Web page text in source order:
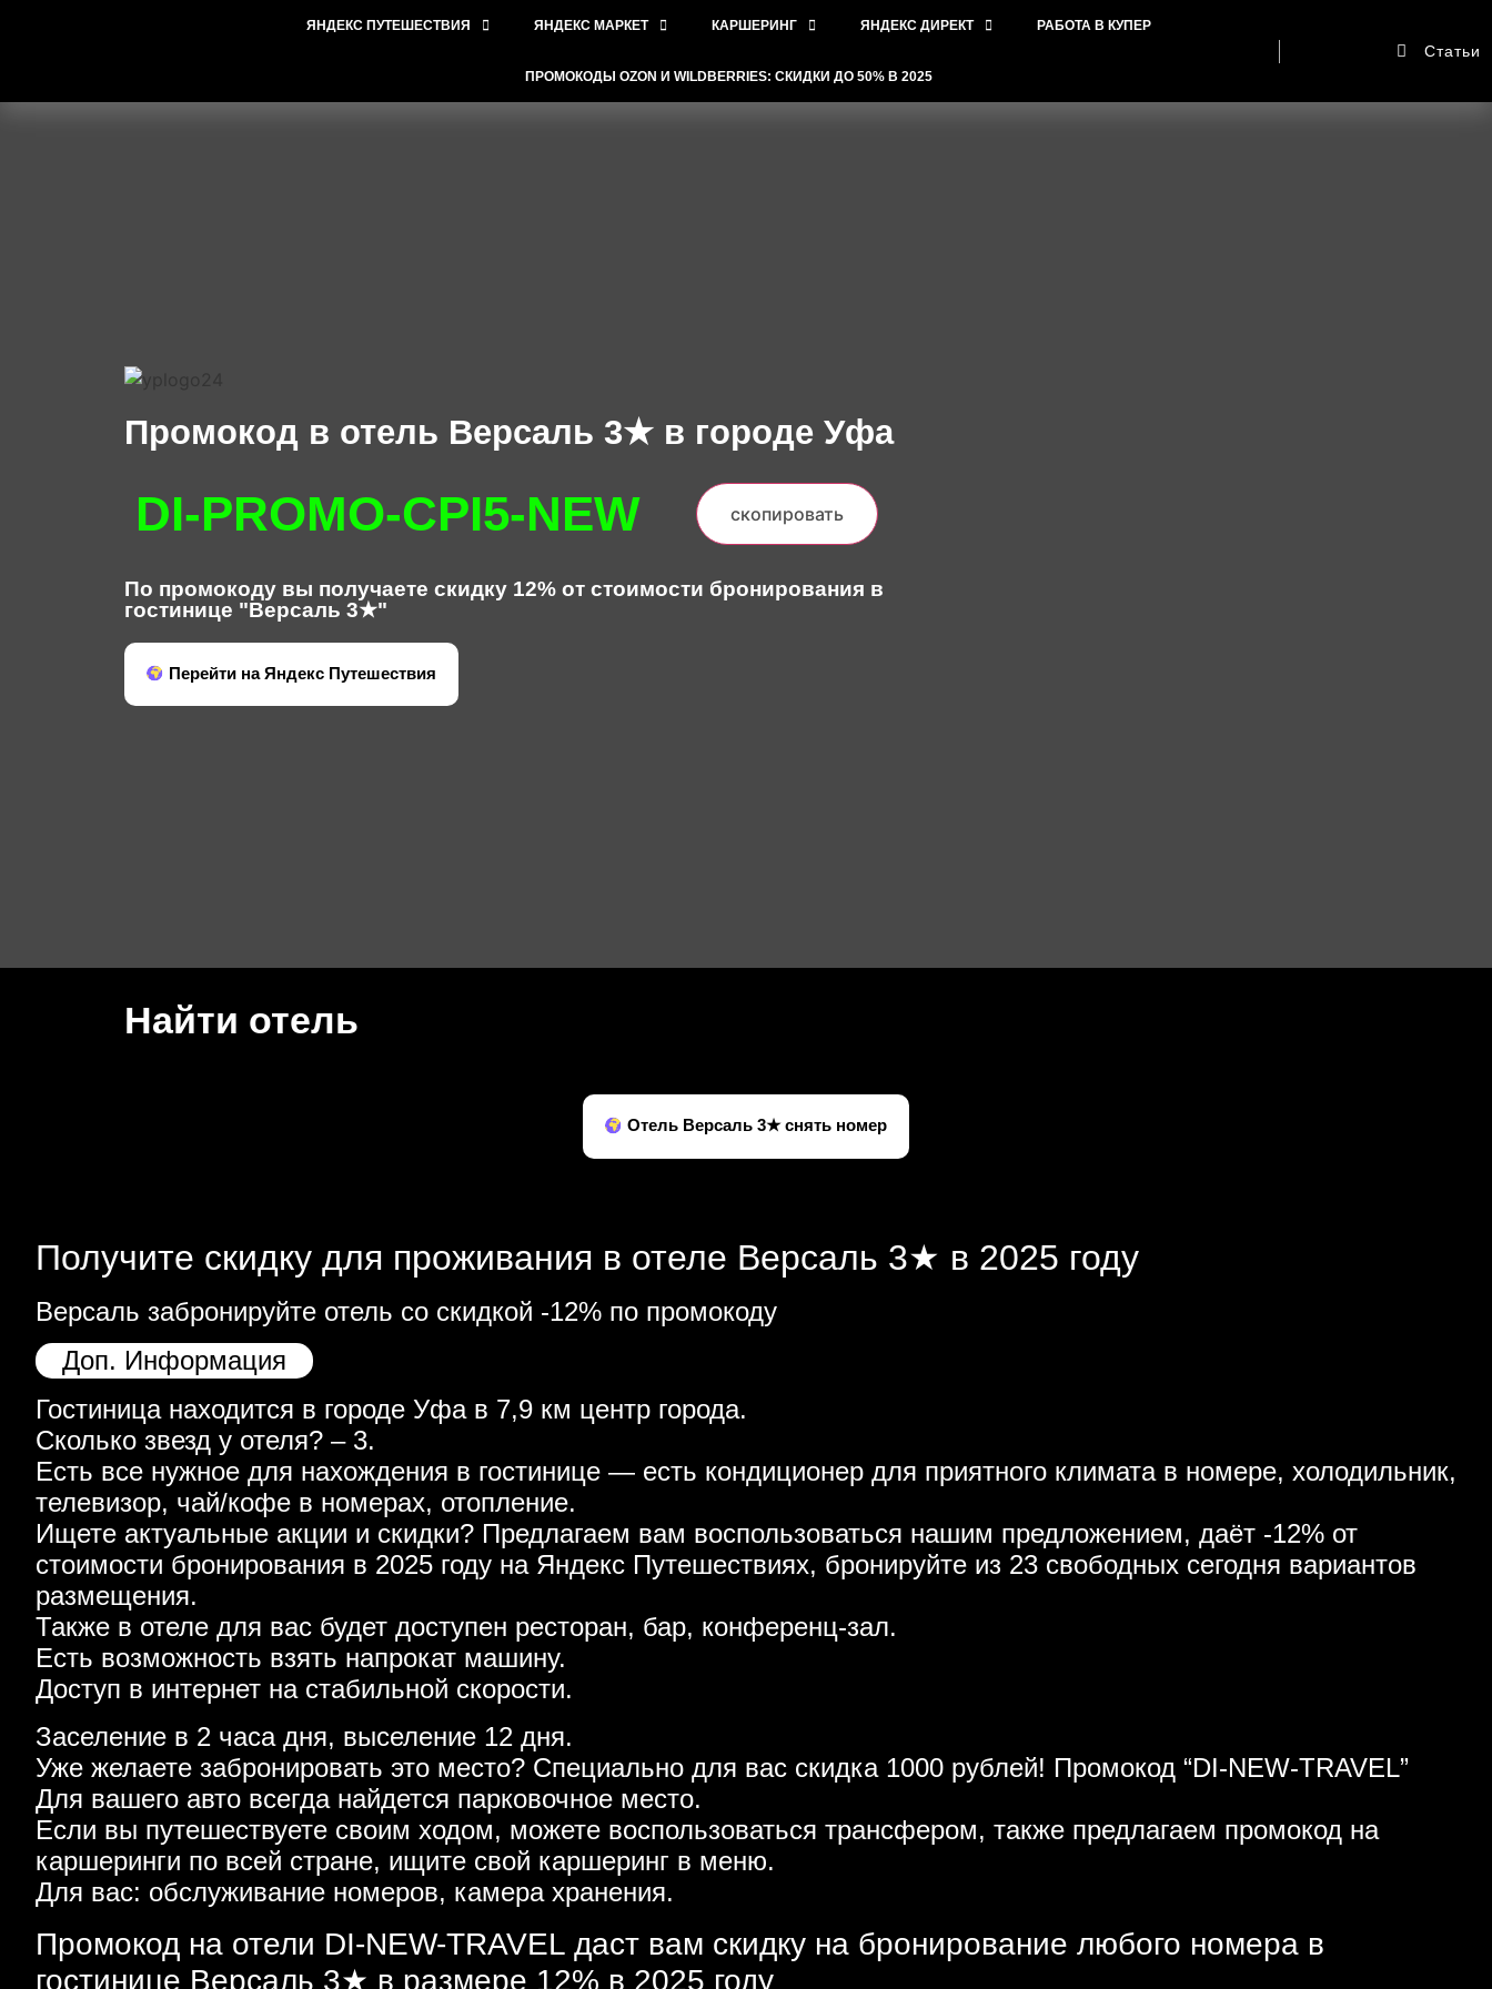
ЯНДЕКС ПУТЕШЕСТВИЯ ЯНДЕКС МАРКЕТ КАРШЕРИНГ ЯНДЕКС ДИРЕКТ РАБОТА В КУПЕР
ПРОМОКОДЫ OZON И WILDBERRIES: СКИДКИ ДО 50% В 2025
Статьи
Промокод в отель Версаль 3★ в городе Уфа
DI-PROMO-CPI5-NEW скопировать
По промокоду вы получаете скидку 12% от стоимости бронирования в
гостинице "Версаль 3★"
Перейти на Яндекс Путешествия
Найти отель
Отель Версаль 3★ снять номер
Получите скидку для проживания в отеле Версаль 3★ в 2025 году
Версаль забронируйте отель со скидкой -12% по промокоду
Доп. Информация
Гостиница находится в городе Уфа в 7,9 км центр города.
Сколько звезд у отеля? – 3.
Есть все нужное для нахождения в гостинице — есть кондиционер для приятного климата в номере, холодильник,
телевизор, чай/кофе в номерах, отопление.
Ищете актуальные акции и скидки? Предлагаем вам воспользоваться нашим предложением, даёт -12% от
стоимости бронирования в 2025 году на Яндекс Путешествиях, бронируйте из 23 свободных сегодня вариантов
размещения.
Также в отеле для вас будет доступен ресторан, бар, конференц-зал.
Есть возможность взять напрокат машину.
Доступ в интернет на стабильной скорости.
Заселение в 2 часа дня, выселение 12 дня.
Уже желаете забронировать это место? Специально для вас скидка 1000 рублей! Промокод “DI-NEW-TRAVEL”
Для вашего авто всегда найдется парковочное место.
Если вы путешествуете своим ходом, можете воспользоваться трансфером, также предлагаем промокод на
каршеринги по всей стране, ищите свой каршеринг в меню.
Для вас: обслуживание номеров, камера хранения.
Промокод на отели DI-NEW-TRAVEL даст вам скидку на бронирование любого номера в
гостинице Версаль 3★ в размере 12% в 2025 году